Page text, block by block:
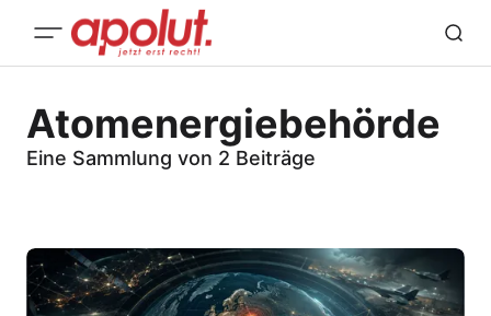
Atomenergiebehörde
Eine Sammlung von 2 Beiträge